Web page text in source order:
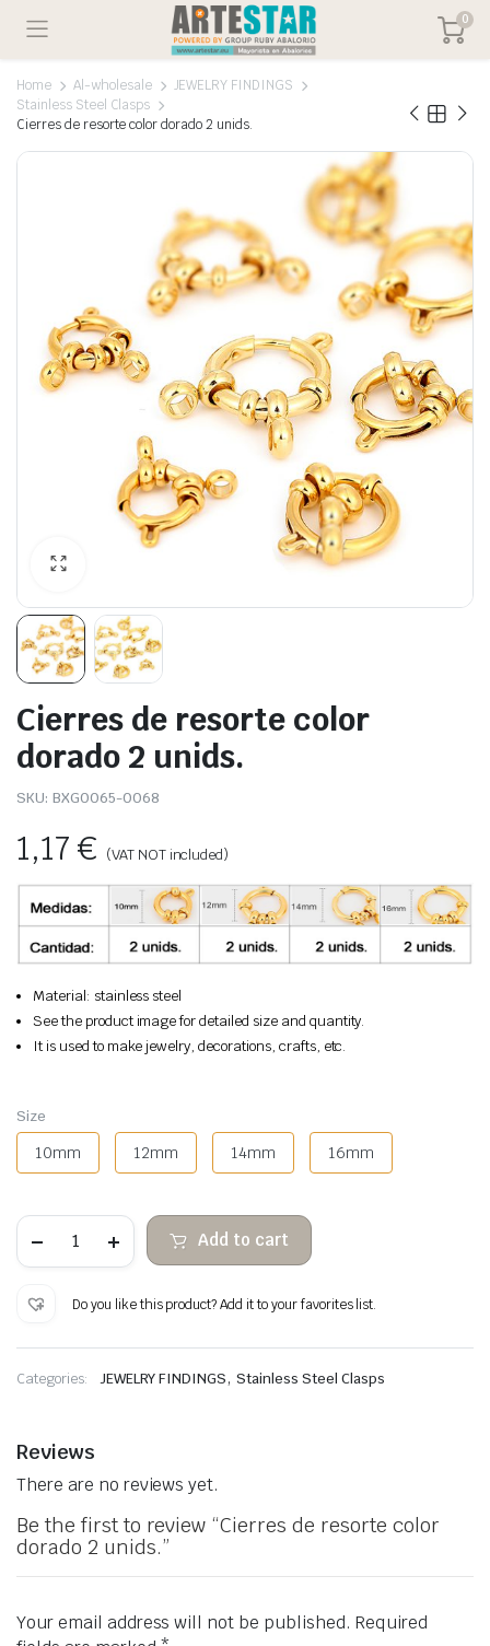
0
Home Al-wholesale
JEWELRY FINDINGS
Stainless Steel Clasps
Cierres de resorte color dorado 2 unids.
Cierres de resorte color
dorado 2 unids.
SKU: BXG0065-0068
1,17€ (VAT NOT included)
Material: stainless steel
See the product image for detailed size and quantity.
It is used to make jewelry, decorations, crafts, etc.
Size
10mm 12mm 14mm 16mm
dorado
quantity
Add to cart
Do you like this product? Add it to your favorites list.
Categories: JEWELRY FINDINGS,Stainless Steel Clasps
Reviews
There are no reviews yet.
Be the first to review “Cierres de resorte color
dorado 2 unids.”
Your email address will not be published. Required